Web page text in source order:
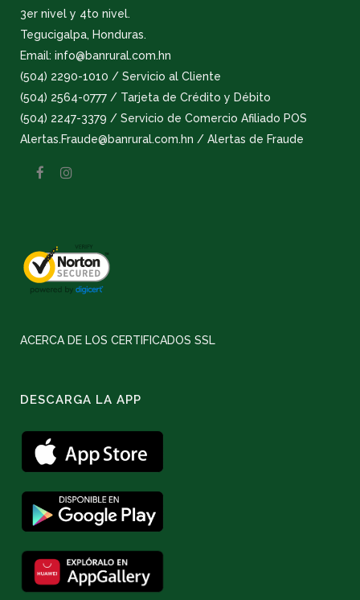
3er nivel y 4to nivel.
Tegucigalpa, Honduras.
Email: info@banrural.com.hn
(504) 2290-1010 / Servicio al Cliente
(504) 2564-0777 / Tarjeta de Crédito y Débito
(504) 2247-3379 / Servicio de Comercio Afiliado POS
Alertas.Fraude@banrural.com.hn / Alertas de Fraude
ACERCA DE LOS CERTIFICADOS SSL
DESCARGA LA APP